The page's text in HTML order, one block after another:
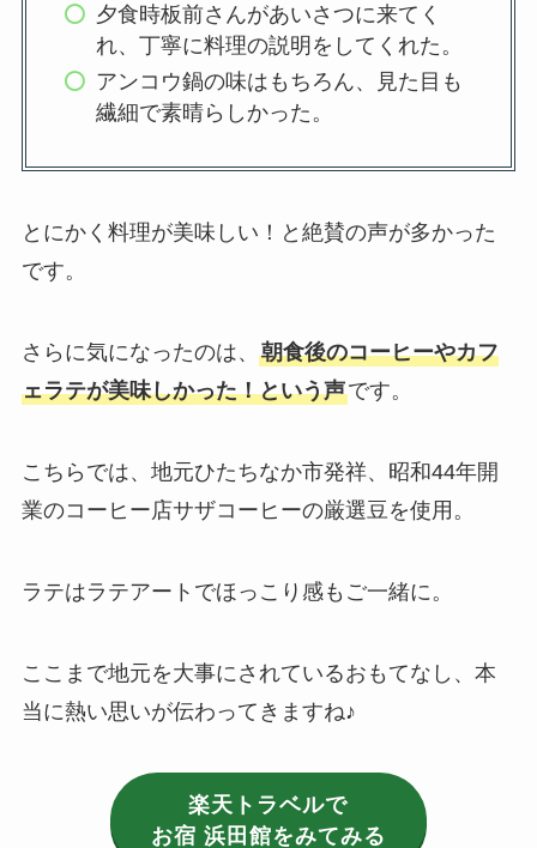
夕食時板前さんがあいさつに来てく
れ、丁寧に料理の説明をしてくれた。
アンコウ鍋の味はもちろん、見た目も
繊細で素晴らしかった。
とにかく料理が美味しい！と絶賛の声が多かった
です。
さらに気になったのは、 朝食後のコーヒーやカフ
ェラテが美味しかった！という声です。
こちらでは、地元ひたちなか市発祥、昭和44年開
業のコーヒー店サザコーヒーの厳選豆を使用。
ラテはラテアートでほっこり感もご一緒に。
ここまで地元を大事にされているおもてなし、本
当に熱い思いが伝わってきますね♪
楽天トラベルで
お宿 浜田館をみてみる